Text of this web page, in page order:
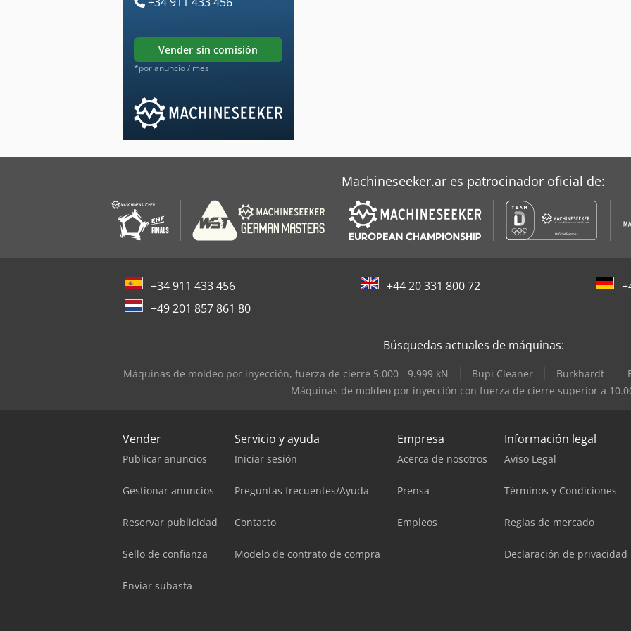
vender sin comisión
*por anuncio / mes
Machineseeker.ar es patrocinador oficial de:
+34 911 433 456 +44 20 331 800 72
+49 201 857 861 80
Búsquedas actuales de máquinas:
Máquinas de moldeo por inyección, fuerza de cierre 5.000 - 9.999 kN Bupi Cleaner Burkhardt
Máquinas de moldeo por inyección con fuerza de cierre superior a
Vender
Publicar anuncios
Gestionar anuncios
Reservar publicidad
Sello de confianza
Enviar subasta
Servicio y ayuda
Iniciar sesión
Preguntas frecuentes/Ayuda
Contacto
Modelo de contrato de compra
Empresa
Acerca de nosotros
Prensa
Empleos
Información legal
Aviso Legal
Términos y Condiciones
Reglas de mercado
Declaración de privacidad